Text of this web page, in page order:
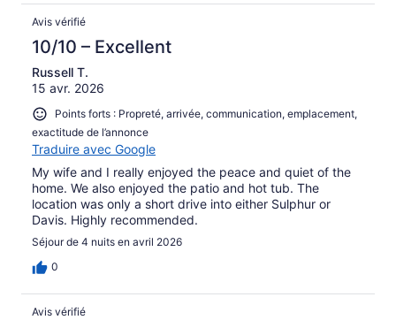
Avis vérifié
10/10 – Excellent
Russell T.
15 avr. 2026
Points forts : Propreté, arrivée, communication, emplacement,
exactitude de l’annonce
Traduire avec Google
My wife and I really enjoyed the peace and quiet of the
home. We also enjoyed the patio and hot tub. The
location was only a short drive into either Sulphur or
Davis. Highly recommended.
Séjour de 4 nuits en avril 2026
0
Avis vérifié